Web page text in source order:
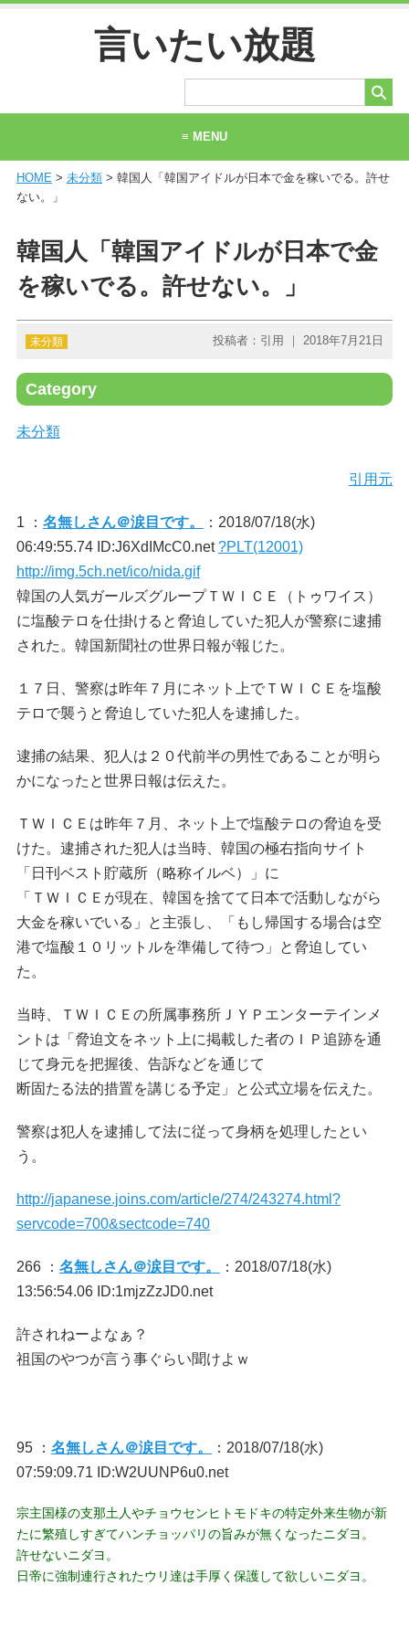
言いたい放題
≡ MENU
ホーム
お問い合わせ
HOME> 未分類> 韓国人「韓国アイドルが日本で金を稼いでる。許せ
ない。」
韓国人「韓国アイドルが日本で金
を稼いでる。許せない。」
未分類 投稿者：引用 ｜ 2018年7月21日
Category
未分類
引用元
1 ： 名無しさん＠涙目です。
：2018/07/18(水)
06:49:55.74 ID:J6XdIMcC0.net?PLT(12001)
http://img.5ch.net/ico/nida.gif
韓国の人気ガールズグループＴＷＩＣＥ（トゥワイス）
に塩酸テロを仕掛けると脅迫していた犯人が警察に逮捕
された。韓国新聞社の世界日報が報じた。
１７日、警察は昨年７月にネット上でＴＷＩＣＥを塩酸
テロで襲うと脅迫していた犯人を逮捕した。
逮捕の結果、犯人は２０代前半の男性であることが明ら
かになったと世界日報は伝えた。
ＴＷＩＣＥは昨年７月、ネット上で塩酸テロの脅迫を受
けた。逮捕された犯人は当時、韓国の極右指向サイト
「日刊ベスト貯蔵所（略称イルベ）」に
「ＴＷＩＣＥが現在、韓国を捨てて日本で活動しながら
大金を稼いでいる」と主張し、「もし帰国する場合は空
港で塩酸１０リットルを準備して待つ」と脅迫してい
た。
当時、ＴＷＩＣＥの所属事務所ＪＹＰエンターテインメ
ントは「脅迫文をネット上に掲載した者のＩＰ追跡を通
じて身元を把握後、告訴などを通じて
断固たる法的措置を講じる予定」と公式立場を伝えた。
警察は犯人を逮捕して法に従って身柄を処理したとい
う。
http://japanese.joins.com/article/274/243274.html?
servcode=700&sectcode=740
266 ： 名無しさん＠涙目です。
：2018/07/18(水)
13:56:54.06 ID:1mjzZzJD0.net
許されねーよなぁ？
祖国のやつが言う事ぐらい聞けよｗ
95 ： 名無しさん＠涙目です。
：2018/07/18(水)
07:59:09.71 ID:W2UUNP6u0.net
宗主国様の支那土人やチョウセンヒトモドキの特定外来生物が新
たに繁殖しすぎてハンチョッパリの旨みが無くなったニダヨ。
許せないニダヨ。
日帝に強制連行されたウリ達は手厚く保護して欲しいニダヨ。